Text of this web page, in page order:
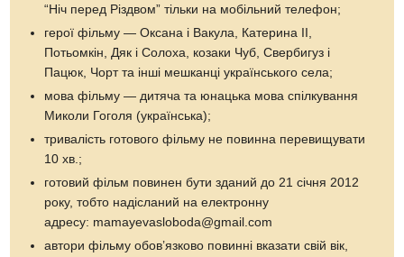
“Ніч перед Різдвом” тільки на мобільний телефон;
герої фільму — Оксана і Вакула, Катерина ІІ,
Потьомкін, Дяк і Солоха, козаки Чуб, Свербигуз і
Пацюк, Чорт та інші мешканці українського села;
мова фільму — дитяча та юнацька мова спілкування
Миколи Гоголя (українська);
тривалість готового фільму не повинна перевищувати
10 хв.;
готовий фільм повинен бути зданий до 21 січня 2012
року, тобто надісланий на електронну
адресу: mamayevasloboda@gmail.com
автори фільму обов’язково повинні вказати свій вік,